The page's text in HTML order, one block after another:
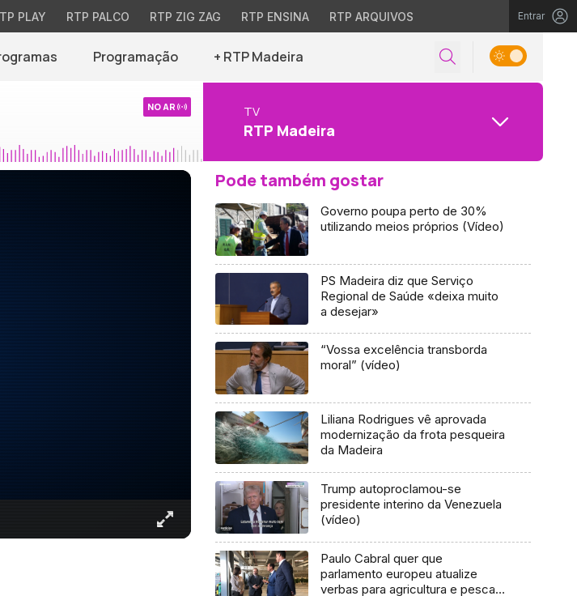
PLAY RTP PALCO RTP ZIG ZAG RTP ENSINA RTP ARQUIVOS Entrar
Programação + RTP Madeira
NO AR TV
RTP Madeira
Pode também gostar
Governo poupa perto de 30%
utilizando meios próprios (Vídeo)
PS Madeira diz que Serviço
Regional de Saúde «deixa muito
a desejar»
“Vossa excelência transborda
moral” (vídeo)
Liliana Rodrigues vê aprovada
modernização da frota pesqueira
da Madeira
Trump autoproclamou-se
presidente interino da Venezuela
(vídeo)
Paulo Cabral quer que
parlamento europeu atualize
verbas para agricultura e pescas